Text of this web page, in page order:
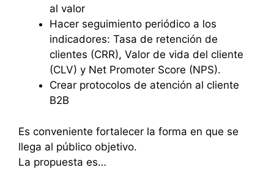
al valor
Hacer seguimiento periódico a los
indicadores: Tasa de retención de
clientes (CRR), Valor de vida del cliente
(CLV) y Net Promoter Score (NPS).
Crear protocolos de atención al cliente
B2B
Es conveniente fortalecer la forma en que se
llega al público objetivo.
La propuesta es…